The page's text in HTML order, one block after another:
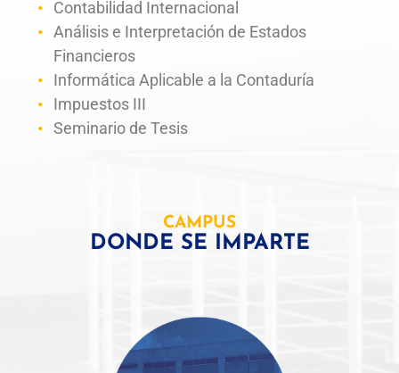
Contabilidad Internacional
Análisis e Interpretación de Estados
Financieros
Informática Aplicable a la Contaduría
Impuestos III
Seminario de Tesis
CAMPUS
DONDE SE IMPARTE